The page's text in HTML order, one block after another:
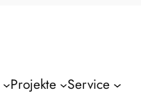
Projekte Service